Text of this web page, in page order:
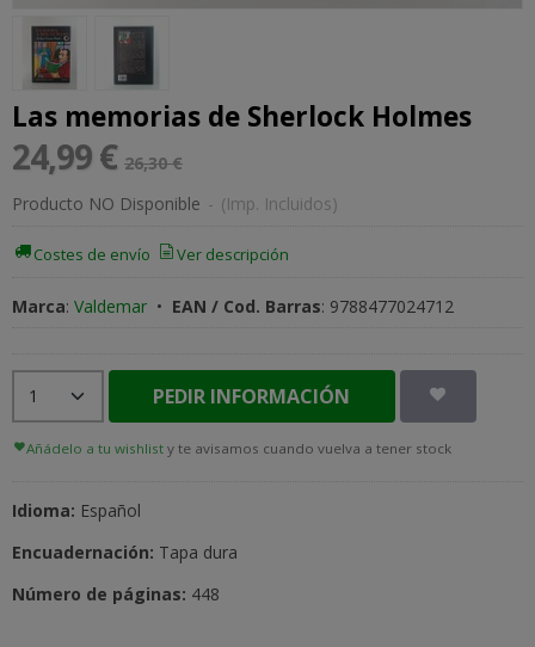
Las memorias de Sherlock Holmes
24,99 € 26,30 €
Producto NO Disponible - (Imp. Incluidos)
Costes de envío Ver descripción
Marca: Valdemar • EAN / Cod. Barras: 9788477024712
PEDIR INFORMACIÓN
Añádelo a tu wishlist y te avisamos cuando vuelva a tener stock
Idioma: Español
Encuadernación: Tapa dura
Número de páginas: 448